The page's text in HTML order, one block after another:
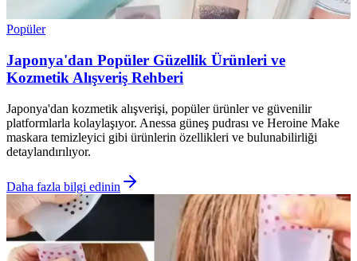
Popüler
Japonya'dan Popüler Güzellik Ürünleri ve
Kozmetik Alışveriş Rehberi
Japonya'dan kozmetik alışverişi, popüler ürünler ve güvenilir
platformlarla kolaylaşıyor. Anessa güneş pudrası ve Heroine Make
maskara temizleyici gibi ürünlerin özellikleri ve bulunabilirliği
detaylandırılıyor.
Daha fazla bilgi edinin